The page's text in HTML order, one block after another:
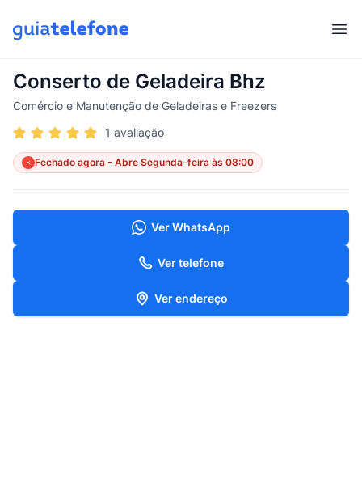
Conserto de Geladeira Bhz
Comércio e Manutenção de Geladeiras e Freezers
1 avaliação
Fechado agora - Abre Segunda-feira às 08:00
Ver WhatsApp
Ver telefone
Ver endereço